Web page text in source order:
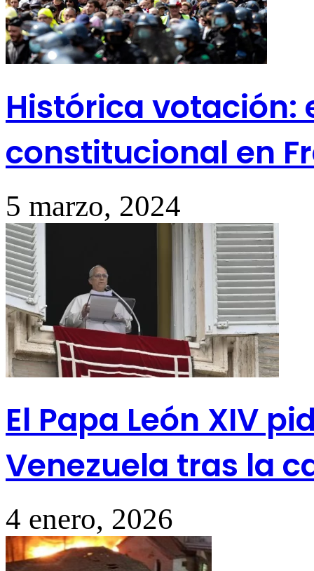
Histórica votación:
constitucional en
5 marzo, 2024
El Papa León XIV
Venezuela tras la
4 enero, 2026